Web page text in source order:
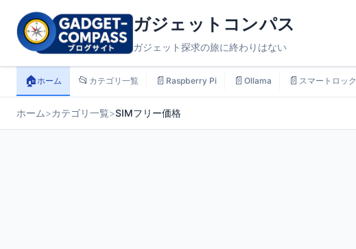
ガジェットコンパス
ガジェット探求の旅に終わりはない
🏠ホーム 📂 カテゴリ一覧 📄 Raspberry Pi 📄 Ollama 📄 スマートロック
ホーム>カテゴリ一覧>SIMフリー価格